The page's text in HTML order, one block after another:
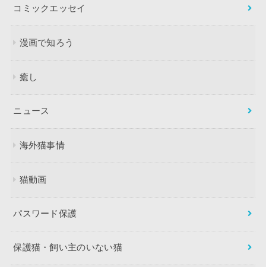
コミックエッセイ
漫画で知ろう
癒し
ニュース
海外猫事情
猫動画
パスワード保護
保護猫・飼い主のいない猫